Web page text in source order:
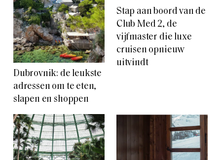
Dubrovnik: de leukste
adressen om te eten,
slapen en shoppen
Stap aan boord van de
Club Med 2, de
vijfmaster die luxe
cruisen opnieuw
uitvindt